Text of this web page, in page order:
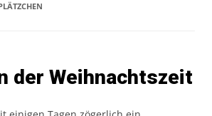
der Weihnachtszeit